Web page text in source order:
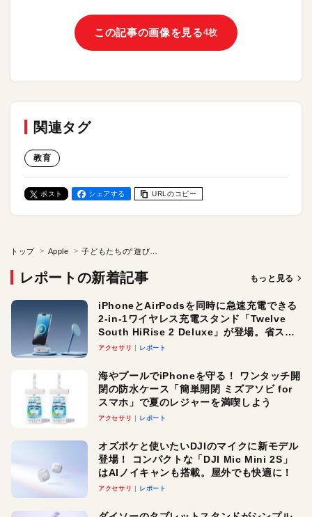
この記事の画像を見る4枚
関連タグ
教育
ポスト シェアする URLのコピー
トップ Apple
レポートの新着記事 もっと見る
iPhoneとAirPodsを同時に急速充電できる
2-in-1ワイヤレス充電スタンド「Twelve
South HiRise 2 Deluxe」が登場。省スペ
ースでおしゃれに充電したい人にオスス
アクセサリ レポート
海やプールでiPhoneを守る！ ワンタッチ開
閉の防水ケース「簡単開閉 ミズアソビ for
スマホ」で夏のレジャーを満喫しよう
アクセサリ レポート
オズポケと使いたいDJIのマイクに新モデル
登場！ コンパクトな「DJI Mic Mini 2S」
はAIノイキャンも搭載。屋外でも快適に！
アクセサリ レポート